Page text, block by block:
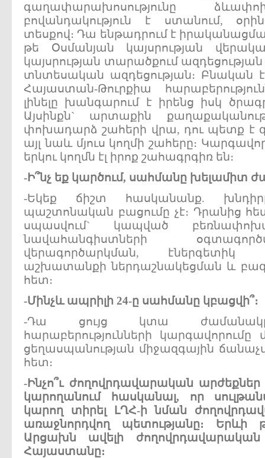
գաղափարախոսությունը
բովանդակություն է ստանում,
տեսքով։ Դա ենթադրում է
թե Օսմանյան կայսրության
կայսրության տարածքում
տնտեսական ազդեցության։ Բնական
Հայաստան-Թուրքիա
լինելը խանգարում է իրենց իսկ
Այսինքն` արտաքին
փոխադարձ շահերի վրա, դու պետք է
այլ նաև մյուս կողմի շահերը։
երկու կողմն էլ իրոք շահագրգիռ են։
-Ի՞նչ եք կարծում, սահմանը խելամիտ
-Եկեք ճիշտ հասկանանք.
պաշտոնական բացումը չէ։ Դրանից
սպասվում` կապված
նավահանգիստների
վերագործարկման, էներգետիկ
աշխատանքի ներդաշնակեցման և
հետ։
-Մինչև ապրիլի 24-ը սահմանը կբացվի՞։
-Դա ցույց կտա ժամանակը։
հարաբերությունների կարգավորումը
ցեղասպանության միջազգային
հետ։
-Ինչո՞ւ ժողովրդավարական արժեքներ
կարողանում
հասկանալ, որ
կարող
տիրել ԼՂՀ-ի նման
առաջնորդվող
պետությանը։ Երևի
Արցախն
ավելի
ժողովրդավարական
Հայաստանը։